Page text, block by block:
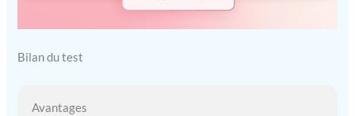
Bilan du test
Avantages